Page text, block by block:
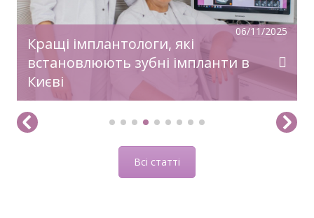
06/11/2025
Кращі імплантологи, які
встановлюють зубні імпланти в
Києві
Всі статті